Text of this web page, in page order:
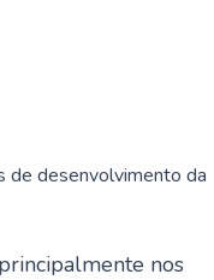
de desenvolvimento da
nos